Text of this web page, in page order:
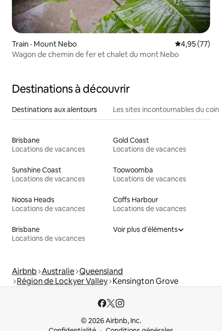
Train · Mount Nebo Note
4,95 (77)
Wagon de chemin de fer et chalet du mont Nebo
Destinations à découvrir
Destinations aux alentours Les sites incontournables du coin
Brisbane
Locations de vacances
Gold Coast
Locations de vacances
Sunshine Coast
Locations de vacances
Toowoomba
Locations de vacances
Noosa Heads
Locations de vacances
Coffs Harbour
Locations de vacances
Brisbane
Locations de vacances
Voir plus d'éléments
Airbnb Australie Queensland
Région de Lockyer Valley Kensington Grove
© 2026 Airbnb, Inc.